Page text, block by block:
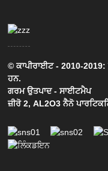
© ਕਾਪੀਰਾਈਟ - 2010-
ਹਨ.
ਗਰਮ ਉਤਪਾਦ-ਸਾਈਟਮੈਪ
ਜ਼ੀਰੋ 2,AL2O3 ਨੈਨੋ